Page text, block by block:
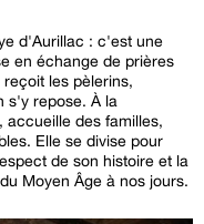
d'Aurillac : c'est une
en échange de prières
les pèlerins,
s'y repose. À la
accueille des familles,
Elle se divise pour
de son histoire et la
Moyen Âge à nos jours.